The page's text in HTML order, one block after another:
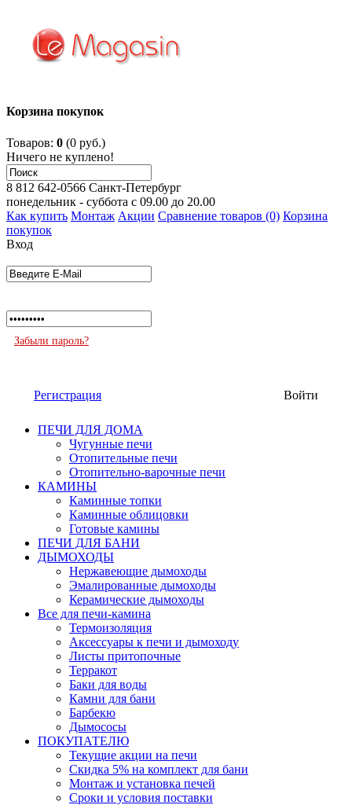
Корзина покупок
Товаров: 0 (0 руб.)
Ничего не куплено!
8 812 642-0566 Санкт-Петербург
понедельник - суббота с 09.00 до 20.00
Как купить Монтаж Акции Сравнение товаров (0) Корзина
покупок
Вход
Забыли пароль?
Регистрация Войти
ПЕЧИ ДЛЯ ДОМА
Чугунные печи
Отопительные печи
Отопительно-варочные печи
КАМИНЫ
Каминные топки
Каминные облицовки
Готовые камины
ПЕЧИ ДЛЯ БАНИ
ДЫМОХОДЫ
Нержавеющие дымоходы
Эмалированные дымоходы
Керамические дымоходы
Все для печи-камина
Термоизоляция
Аксессуары к печи и дымоходу
Листы притопочные
Терракот
Баки для воды
Камни для бани
Барбекю
Дымососы
ПОКУПАТЕЛЮ
Текущие акции на печи
Скидка 5% на комплект для бани
Монтаж и установка печей
Сроки и условия поставки